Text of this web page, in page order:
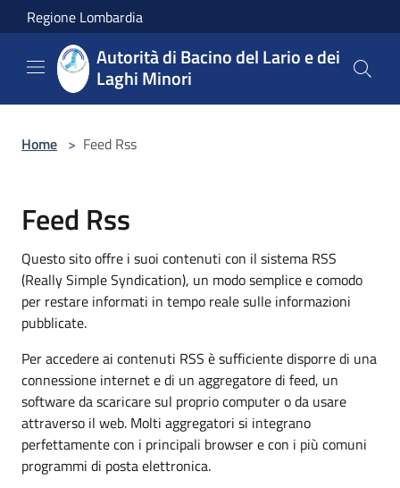
Salta al contenuto principale
Regione Lombardia
Autorità di Bacino del Lario e dei
Laghi Minori
Home > Feed Rss
Feed Rss
Questo sito offre i suoi contenuti con il sistema RSS
(Really Simple Syndication), un modo semplice e comodo
per restare informati in tempo reale sulle informazioni
pubblicate.
Per accedere ai contenuti RSS è sufficiente disporre di una
connessione internet e di un aggregatore di feed, un
software da scaricare sul proprio computer o da usare
attraverso il web. Molti aggregatori si integrano
perfettamente con i principali browser e con i più comuni
programmi di posta elettronica.